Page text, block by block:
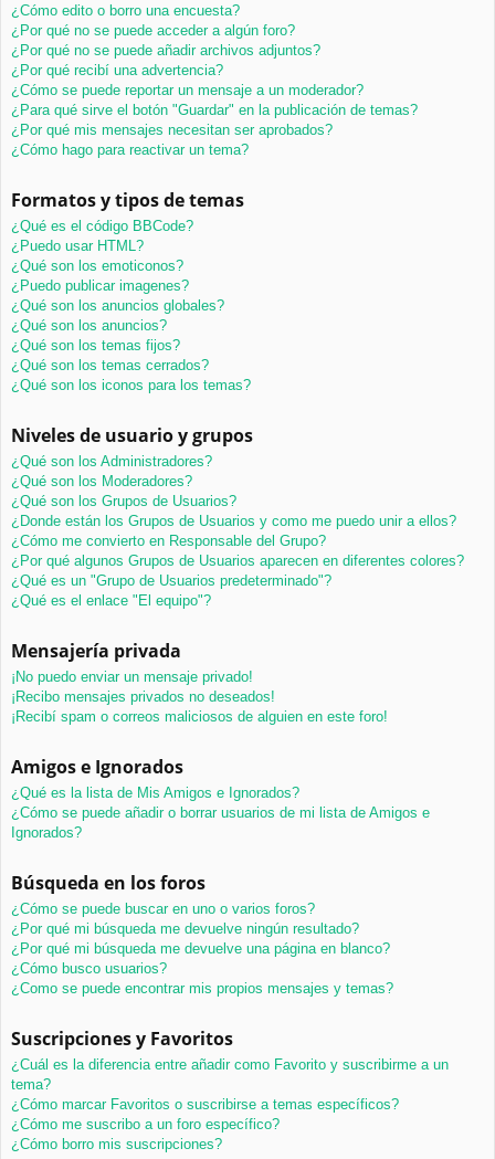
¿Cómo edito o borro una encuesta?
¿Por qué no se puede acceder a algún foro?
¿Por qué no se puede añadir archivos adjuntos?
¿Por qué recibí una advertencia?
¿Cómo se puede reportar un mensaje a un moderador?
¿Para qué sirve el botón "Guardar" en la publicación de temas?
¿Por qué mis mensajes necesitan ser aprobados?
¿Cómo hago para reactivar un tema?
Formatos y tipos de temas
¿Qué es el código BBCode?
¿Puedo usar HTML?
¿Qué son los emoticonos?
¿Puedo publicar imagenes?
¿Qué son los anuncios globales?
¿Qué son los anuncios?
¿Qué son los temas fijos?
¿Qué son los temas cerrados?
¿Qué son los iconos para los temas?
Niveles de usuario y grupos
¿Qué son los Administradores?
¿Qué son los Moderadores?
¿Qué son los Grupos de Usuarios?
¿Donde están los Grupos de Usuarios y como me puedo unir a ellos?
¿Cómo me convierto en Responsable del Grupo?
¿Por qué algunos Grupos de Usuarios aparecen en diferentes colores?
¿Qué es un "Grupo de Usuarios predeterminado"?
¿Qué es el enlace "El equipo"?
Mensajería privada
¡No puedo enviar un mensaje privado!
¡Recibo mensajes privados no deseados!
¡Recibí spam o correos maliciosos de alguien en este foro!
Amigos e Ignorados
¿Qué es la lista de Mis Amigos e Ignorados?
¿Cómo se puede añadir o borrar usuarios de mi lista de Amigos e
Ignorados?
Búsqueda en los foros
¿Cómo se puede buscar en uno o varios foros?
¿Por qué mi búsqueda me devuelve ningún resultado?
¿Por qué mi búsqueda me devuelve una página en blanco?
¿Cómo busco usuarios?
¿Como se puede encontrar mis propios mensajes y temas?
Suscripciones y Favoritos
¿Cuál es la diferencia entre añadir como Favorito y suscribirme a un
tema?
¿Cómo marcar Favoritos o suscribirse a temas específicos?
¿Cómo me suscribo a un foro específico?
¿Cómo borro mis suscripciones?